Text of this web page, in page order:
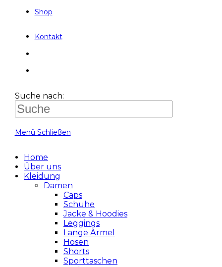
Shop
Kontakt
Suche nach:
Menü Schließen
Home
Über uns
Kleidung
Damen
Caps
Schuhe
Jacke & Hoodies
Leggings
Lange Ärmel
Hosen
Shorts
Sporttaschen